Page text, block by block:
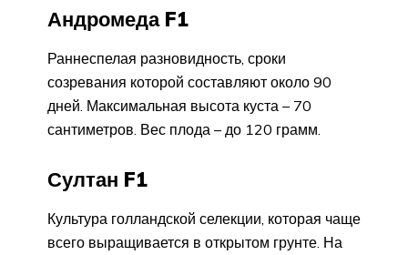
Андромеда F1
Раннеспелая разновидность, сроки
созревания которой составляют около 90
дней. Максимальная высота куста – 70
сантиметров. Вес плода – до 120 грамм.
Султан F1
Культура голландской селекции, которая чаще
всего выращивается в открытом грунте. На